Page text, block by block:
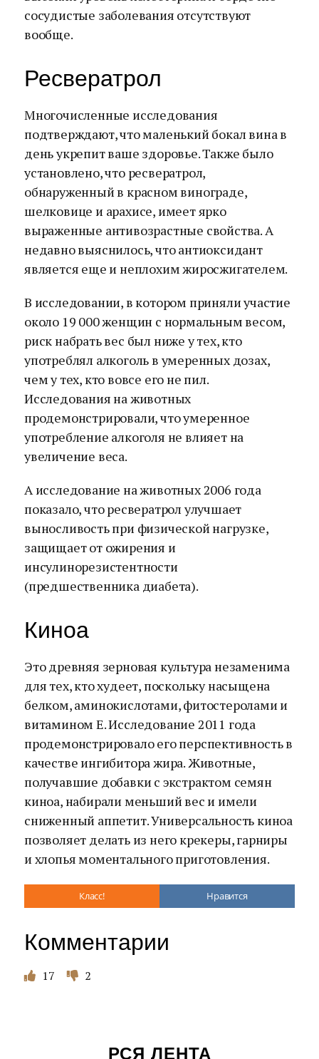
сосудистые заболевания отсутствуют
вообще.
Ресвератрол
Многочисленные исследования
подтверждают, что маленький бокал вина в
день укрепит ваше здоровье. Также было
установлено, что ресвератрол,
обнаруженный в красном винограде,
шелковице и арахисе, имеет ярко
выраженные антивозрастные свойства. А
недавно выяснилось, что антиоксидант
является еще и неплохим жиросжигателем.
В исследовании, в котором приняли участие
около 19 000 женщин с нормальным весом,
риск набрать вес был ниже у тех, кто
употреблял алкоголь в умеренных дозах,
чем у тех, кто вовсе его не пил.
Исследования на животных
продемонстрировали, что умеренное
употребление алкоголя не влияет на
увеличение веса.
А исследование на животных 2006 года
показало, что ресвератрол улучшает
выносливость при физической нагрузке,
защищает от ожирения и
инсулинорезистентности
(предшественника диабета).
Киноа
Это древняя зерновая культура незаменима
для тех, кто худеет, поскольку насыщена
белком, аминокислотами, фитостеролами и
витамином Е. Исследование 2011 года
продемонстрировало его перспективность в
качестве ингибитора жира. Животные,
получавшие добавки с экстрактом семян
киноа, набирали меньший вес и имели
сниженный аппетит. Универсальность киноа
позволяет делать из него крекеры, гарниры
и хлопья моментального приготовления.
Класс! Нравится
Комментарии
17 2
РСЯ ЛЕНТА